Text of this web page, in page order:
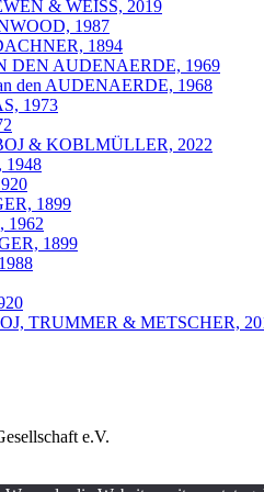
& WEISS, 2019
1987
1894
DEN AUDENAERDE, 1969
den AUDENAERDE, 1968
1973
& KOBLMÜLLER, 2022
1948
1899
1962
1899
TRUMMER & METSCHER,
e.V.